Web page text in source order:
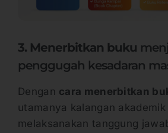
3. Menerbitkan buku
penggugah kesadaran
Dengan cara menerbitkan
utamanya kalangan akademik
melaksanakan tanggung